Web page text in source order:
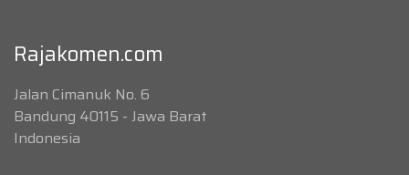
Rajakomen.com
Jalan Cimanuk No. 6
Bandung 40115 - Jawa Barat
Indonesia